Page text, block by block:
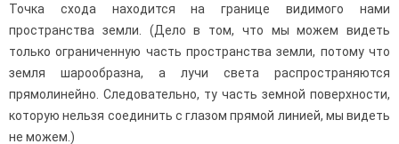
Точка схода находится на границе видимого нами
пространства земли. (Дело в том, что мы можем видеть
только ограниченную часть пространства земли, потому что
земля шарообразна, а лучи света распространяются
прямолинейно. Сле­довательно, ту часть земной поверхности,
которую нельзя соединить с глазом прямой линией, мы видеть
не можем.)